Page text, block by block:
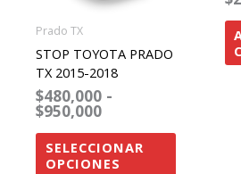
Prado TX
STOP TOYOTA PRADO
TX 2015-2018
$480,000 -
$950,000
SELECCIONAR
OPCIONES